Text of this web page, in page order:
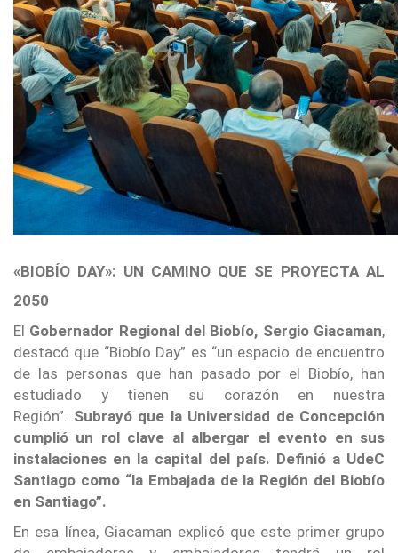
«BIOBÍO DAY»: UN CAMINO QUE SE PROYECTA AL
2050
El Gobernador Regional del Biobío, Sergio Giacaman,
destacó que “Biobío Day” es “un espacio de encuentro
de las personas que han pasado por el Biobío, han
estudiado y tienen su corazón en nuestra
Región”. Subrayó que la Universidad de Concepción
cumplió un rol clave al albergar el evento en sus
instalaciones en la capital del país. Definió a UdeC
Santiago como “la Embajada de la Región del Biobío
en Santiago”.
En esa línea, Giacaman explicó que este primer grupo